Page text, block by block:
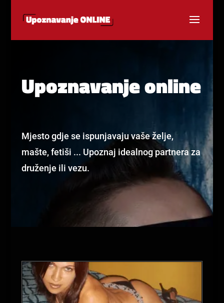
Upoznavanje online
Mjesto gdje se ispunjavaju vaše želje,
mašte, fetiši ... Upoznaj idealnog partnera za
druženje ili vezu.